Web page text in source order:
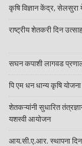
कृषि विज्ञान केंद्र,
राष्ट्रीय शेतकरी
सघन कपाशी लागवड
पि एम धन धान्य कृषि
शेतकऱ्यांनी सुधारित
यशस्वी आयोजन
आय.सी.ए.आर. स्थापना